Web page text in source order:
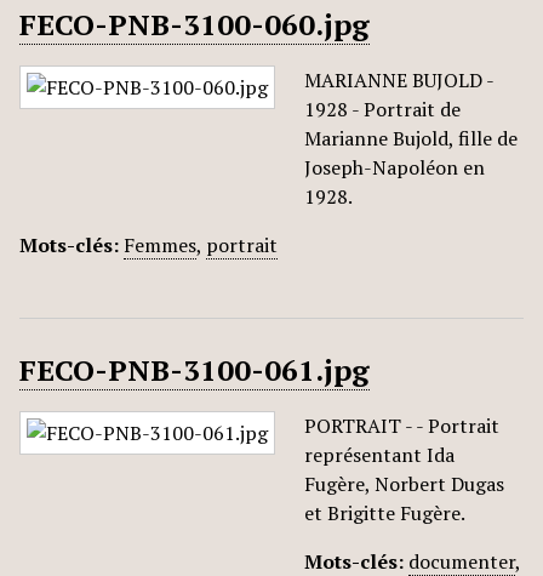
FECO-PNB-3100-060.jpg
MARIANNE BUJOLD -
1928 - Portrait de
Marianne Bujold, fille de
Joseph-Napoléon en
1928.
Mots-clés: Femmes, portrait
FECO-PNB-3100-061.jpg
PORTRAIT - - Portrait
représentant Ida
Fugère, Norbert Dugas
et Brigitte Fugère.
Mots-clés: documenter,